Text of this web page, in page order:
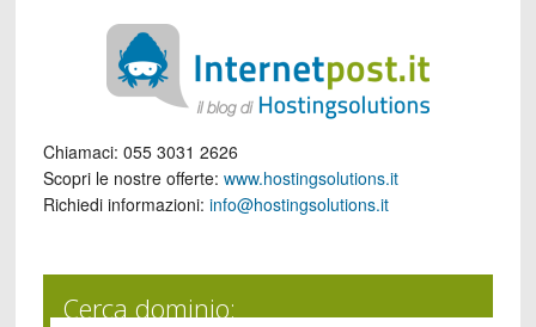
Chiamaci: 055 3031 2626
Scopri le nostre offerte: www.hostingsolutions.it
Richiedi informazioni: info@hostingsolutions.it
Cerca dominio: